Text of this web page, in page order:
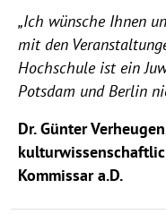
„Ich wünsche Ihnen
mit den
Hochschule ist ein
Potsdam und Berlin
Dr. Günter
Kommissar a.D.